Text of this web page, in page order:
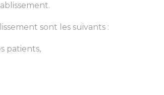
sont les suivants :
patients,